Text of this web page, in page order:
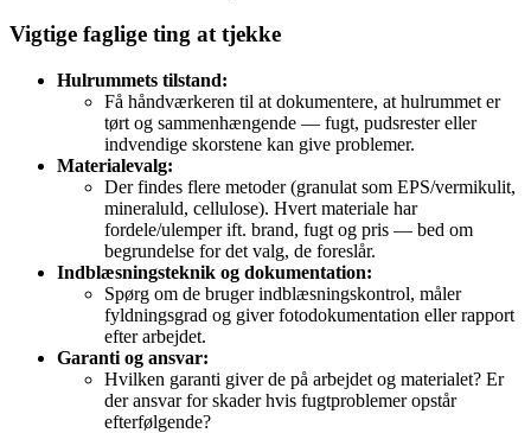
Vigtige faglige ting at tjekke
Hulrummets tilstand:
Få håndværkeren til at dokumentere, at hulrummet er
tørt og sammenhængende — fugt, pudsrester eller
indvendige skorstene kan give problemer.
Materialevalg:
Der findes flere metoder (granulat som EPS/vermikulit,
mineraluld, cellulose). Hvert materiale har
fordele/ulemper ift. brand, fugt og pris — bed om
begrundelse for det valg, de foreslår.
Indblæsningsteknik og dokumentation:
Spørg om de bruger indblæsningskontrol, måler
fyldningsgrad og giver fotodokumentation eller rapport
efter arbejdet.
Garanti og ansvar:
Hvilken garanti giver de på arbejdet og materialet? Er
der ansvar for skader hvis fugtproblemer opstår
efterfølgende?